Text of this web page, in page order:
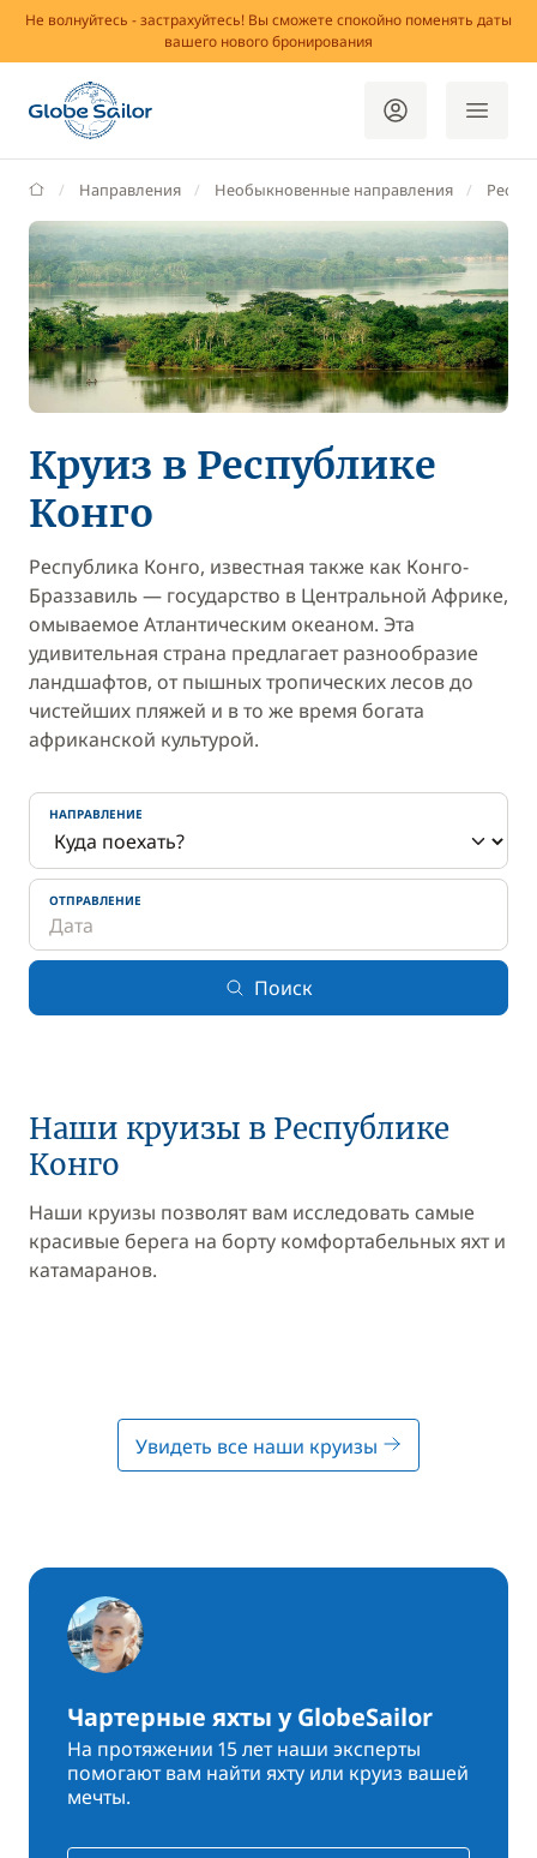
Не волнуйтесь - застрахуйтесь! Вы сможете спокойно поменять даты
вашего нового бронирования
GlobeSailor
Направления Необыкновенные направления
Круиз в Республике
Конго
Республика Конго, известная также как Конго-
Браззавиль — государство в Центральной Африке,
омываемое Атлантическим океаном. Эта
удивительная страна предлагает разнообразие
ландшафтов, от пышных тропических лесов до
чистейших пляжей и в то же время богата
африканской культурой.
НАПРАВЛЕНИЕ
ОТПРАВЛЕНИЕ
Поиск
Наши круизы в Республике
Конго
Наши круизы позволят вам исследовать самые
красивые берега на борту комфортабельных яхт и
катамаранов.
Увидеть все наши круизы
Чартерные яхты у GlobeSailor
На протяжении 15 лет наши эксперты
помогают вам найти яхту или круиз вашей
мечты.